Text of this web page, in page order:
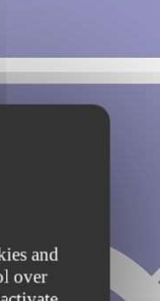
and
over